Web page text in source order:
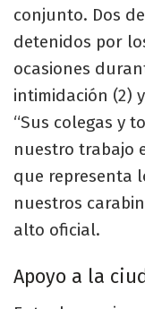
conjunto. Dos
detenidos por
ocasiones
intimidación (2)
“Sus colegas y
nuestro trabajo
que representa
nuestros
alto oficial.​
​Apoyo a la